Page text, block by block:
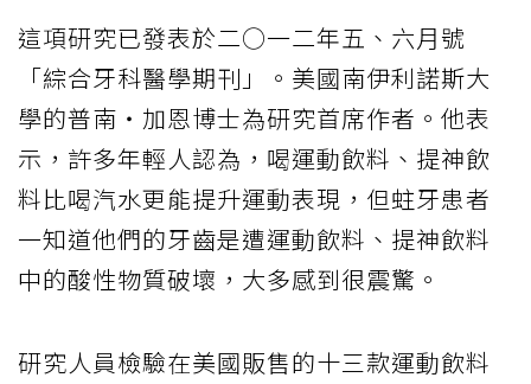
這項研究已發表於二○一二年五、六月號
「綜合牙科醫學期刊」。美國南伊利諾斯大
學的普南‧加恩博士為研究首席作者。他表
示，許多年輕人認為，喝運動飲料、提神飲
料比喝汽水更能提升運動表現，但蛀牙患者
一知道他們的牙齒是遭運動飲料、提神飲料
中的酸性物質破壞，大多感到很震驚。
研究人員檢驗在美國販售的十三款運動飲料